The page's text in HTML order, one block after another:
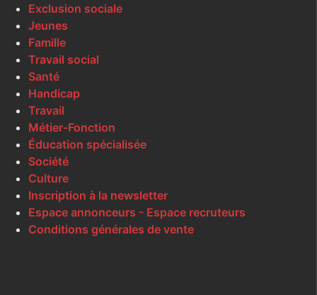
Exclusion sociale
Jeunes
Famille
Travail social
Santé
Handicap
Travail
Métier-Fonction
Éducation spécialisée
Société
Culture
Inscription à la newsletter
Espace annonceurs - Espace recruteurs
Conditions générales de vente